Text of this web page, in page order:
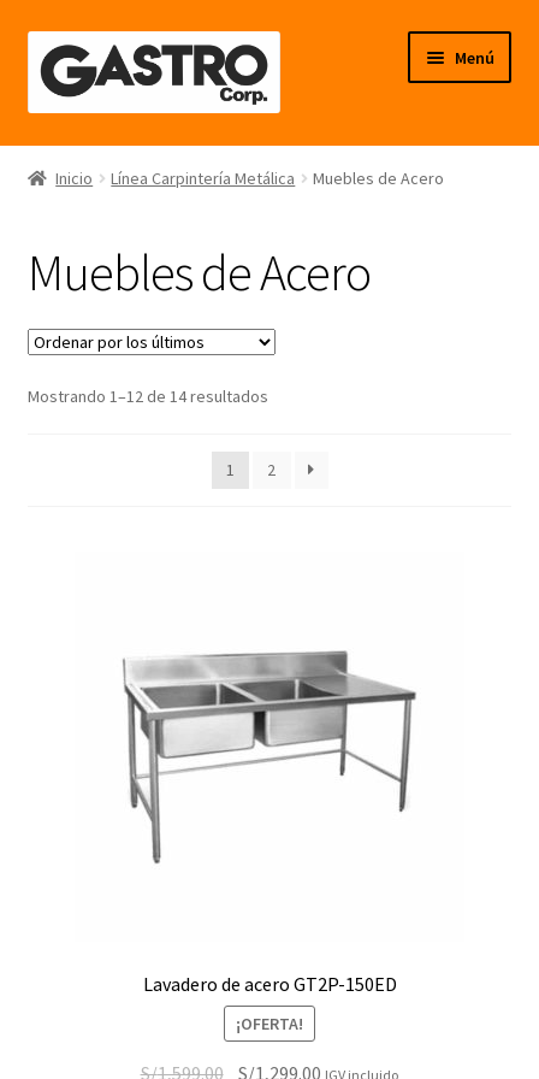
al
contenido
Menú
Línea Frío
Línea Neutro
Línea Balanzas
Línea Carpintería Metálica
Inicio Línea Carpintería Metálica Muebles de Acero
Muebles de Acero
Mostrando 1–12 de 14 resultadosOrdenado
últimos
1 2
Lavadero de acero GT2P-150ED
¡OFERTA!
S/1,599.00 ElS/1,299.00 El
IGV incluido